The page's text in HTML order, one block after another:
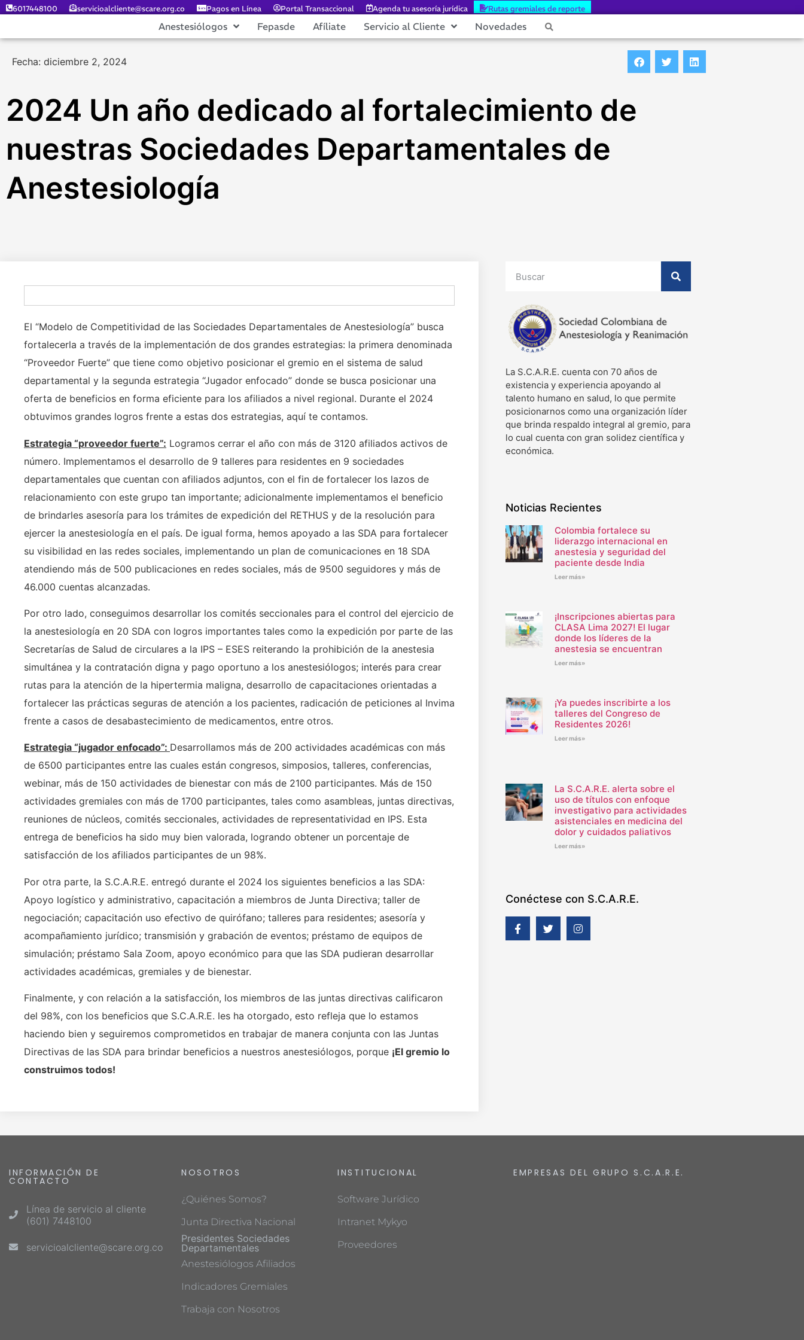
6017448100 servicioalcliente@scare.org.co Pagos en Línea Portal Transaccional Agenda tu asesoría jurídica Rutas gremiales de reporte
Anestesiólogos Fepasde Afíliate Servicio al Cliente Novedades
Fecha: diciembre 2, 2024
2024 Un año dedicado al fortalecimiento de
nuestras Sociedades Departamentales de
Anestesiología
El “Modelo de Competitividad de las Sociedades Departamentales de Anestesiología” busca
fortalecerla a través de la implementación de dos grandes estrategias: la primera denominada
“Proveedor Fuerte” que tiene como objetivo posicionar el gremio en el sistema de salud
departamental y la segunda estrategia “Jugador enfocado” donde se busca posicionar una
oferta de beneficios en forma eficiente para los afiliados a nivel regional. Durante el 2024
obtuvimos grandes logros frente a estas dos estrategias, aquí te contamos.
Estrategia “proveedor fuerte”: Logramos cerrar el año con más de 3120 afiliados activos de
número. Implementamos el desarrollo de 9 talleres para residentes en 9 sociedades
departamentales que cuentan con afiliados adjuntos, con el fin de fortalecer los lazos de
relacionamiento con este grupo tan importante; adicionalmente implementamos el beneficio
de brindarles asesoría para los trámites de expedición del RETHUS y de la resolución para
ejercer la anestesiología en el país. De igual forma, hemos apoyado a las SDA para fortalecer
su visibilidad en las redes sociales, implementando un plan de comunicaciones en 18 SDA
atendiendo más de 500 publicaciones en redes sociales, más de 9500 seguidores y más de
46.000 cuentas alcanzadas.
Por otro lado, conseguimos desarrollar los comités seccionales para el control del ejercicio de
la anestesiología en 20 SDA con logros importantes tales como la expedición por parte de las
Secretarías de Salud de circulares a la IPS – ESES reiterando la prohibición de la anestesia
simultánea y la contratación digna y pago oportuno a los anestesiólogos; interés para crear
rutas para la atención de la hipertermia maligna, desarrollo de capacitaciones orientadas a
fortalecer las prácticas seguras de atención a los pacientes, radicación de peticiones al Invima
frente a casos de desabastecimiento de medicamentos, entre otros.
Estrategia “jugador enfocado”: Desarrollamos más de 200 actividades académicas con más
de 6500 participantes entre las cuales están congresos, simposios, talleres, conferencias,
webinar, más de 150 actividades de bienestar con más de 2100 participantes. Más de 150
actividades gremiales con más de 1700 participantes, tales como asambleas, juntas directivas,
reuniones de núcleos, comités seccionales, actividades de representatividad en IPS. Esta
entrega de beneficios ha sido muy bien valorada, logrando obtener un porcentaje de
satisfacción de los afiliados participantes de un 98%.
Por otra parte, la S.C.A.R.E. entregó durante el 2024 los siguientes beneficios a las SDA:
Apoyo logístico y administrativo, capacitación a miembros de Junta Directiva; taller de
negociación; capacitación uso efectivo de quirófano; talleres para residentes; asesoría y
acompañamiento jurídico; transmisión y grabación de eventos; préstamo de equipos de
simulación; préstamo Sala Zoom, apoyo económico para que las SDA pudieran desarrollar
actividades académicas, gremiales y de bienestar.
Finalmente, y con relación a la satisfacción, los miembros de las juntas directivas calificaron
del 98%, con los beneficios que S.C.A.R.E. les ha otorgado, esto refleja que lo estamos
haciendo bien y seguiremos comprometidos en trabajar de manera conjunta con las Juntas
Directivas de las SDA para brindar beneficios a nuestros anestesiólogos, porque ¡El gremio lo
construimos todos!
La S.C.A.R.E. cuenta con 70 años de
existencia y experiencia apoyando al
talento humano en salud, lo que permite
posicionarnos como una organización líder
que brinda respaldo integral al gremio, para
lo cual cuenta con gran solidez científica y
económica.
Noticias Recientes
Colombia fortalece su
liderazgo internacional en
anestesia y seguridad del
paciente desde India
Leer más»
¡Inscripciones abiertas para
CLASA Lima 2027! El lugar
donde los líderes de la
anestesia se encuentran
Leer más»
¡Ya puedes inscribirte a los
talleres del Congreso de
Residentes 2026!
Leer más»
La S.C.A.R.E. alerta sobre el
uso de títulos con enfoque
investigativo para actividades
asistenciales en medicina del
dolor y cuidados paliativos
Leer más»
Conéctese con S.C.A.R.E.
INFORMACIÓN DE
CONTACTO
Línea de servicio al cliente
(601) 7448100
servicioalcliente@scare.org.co
NOSOTROS
¿Quiénes Somos?
Junta Directiva Nacional
Presidentes Sociedades
Departamentales
Anestesiólogos Afiliados
Indicadores Gremiales
Trabaja con Nosotros
INSTITUCIONAL
Software Jurídico
Intranet Mykyo
Proveedores
EMPRESAS DEL GRUPO S.C.A.R.E.